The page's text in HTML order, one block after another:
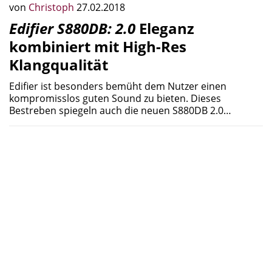
von Christoph 27.02.2018
Edifier S880DB: 2.0 Eleganz
kombiniert mit High-Res
Klangqualität
Edifier ist besonders bemüht dem Nutzer einen
kompromisslos guten Sound zu bieten. Dieses
Bestreben spiegeln auch die neuen S880DB 2.0…